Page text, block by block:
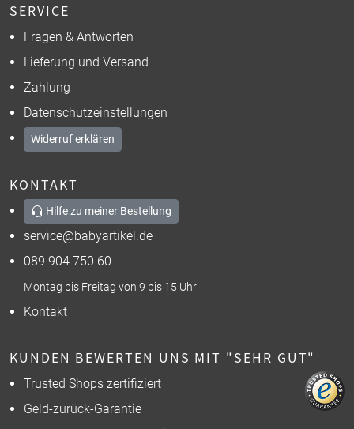
SERVICE
Fragen & Antworten
Lieferung und Versand
Zahlung
Datenschutzeinstellungen
Widerruf erklären
KONTAKT
Hilfe zu meiner Bestellung
service@babyartikel.de
089 904 750 60
Montag bis Freitag von 9 bis 15 Uhr
Kontakt
KUNDEN BEWERTEN UNS MIT "SEHR GUT"
Trusted Shops zertifiziert
Geld-zurück-Garantie